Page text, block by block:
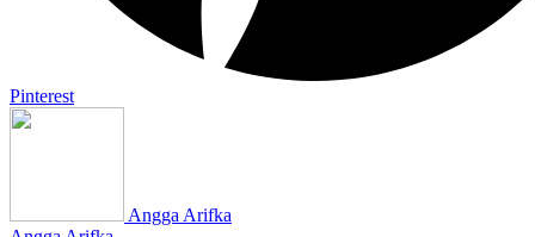
Pinterest
Angga Arifka